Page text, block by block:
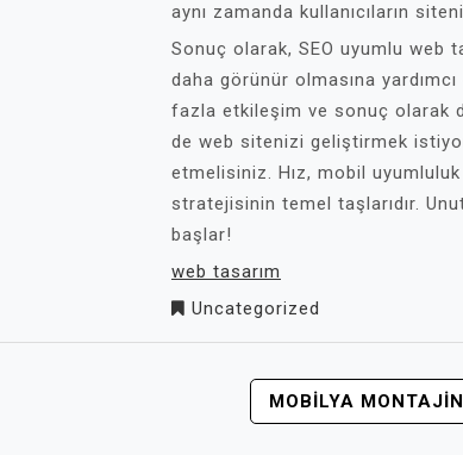
aynı zamanda kullanıcıların
Sonuç olarak, SEO uyumlu web
daha görünür olmasına
fazla etkileşim ve sonuç olarak
de web sitenizi geliştirmek
etmelisiniz. Hız, mobil
stratejisinin temel taşlarıdır.
başlar!
web tasarım
Uncategorized
MOBILYA